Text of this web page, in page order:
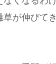
が伸びて